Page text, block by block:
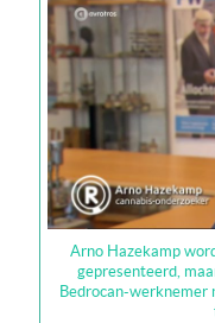
Arno Hazekamp
gepresenteerd,
Bedrocan-werknemer